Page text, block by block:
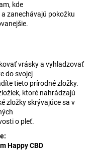
kde
zanechávajú pokožku
vrásky a vyhladzovať
do svojej
tieto prírodné zložky.
ktoré nahrádzajú
zložky skrývajúce sa v
o pleť.
Happy CBD